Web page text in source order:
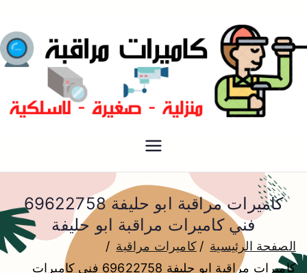
فني كاميرات مراقبة الكويت
كاميرات مراقبة ابو حليفة 69622758
فني كاميرات مراقبة ابو حليفة
الصفحة الرئيسية
كاميرات مراقبة
كاميرات مراقبة ابو حليفة 69622758 فني كاميرات